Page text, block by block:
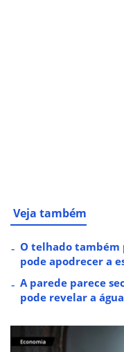
Veja também
O telhado também
pode apodrecer a
A parede parece
pode revelar a